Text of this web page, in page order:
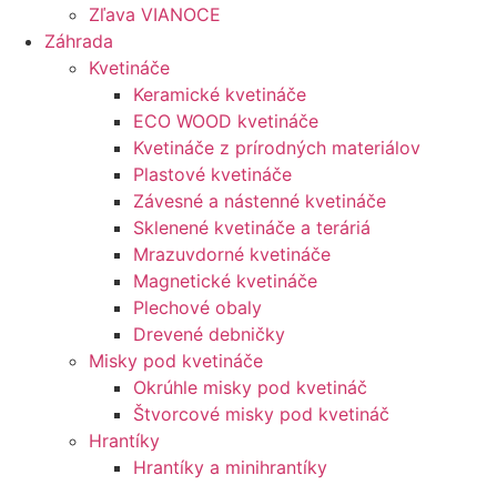
Zľava VIANOCE
Záhrada
Kvetináče
Keramické kvetináče
ECO WOOD kvetináče
Kvetináče z prírodných materiálov
Plastové kvetináče
Závesné a nástenné kvetináče
Sklenené kvetináče a teráriá
Mrazuvdorné kvetináče
Magnetické kvetináče
Plechové obaly
Drevené debničky
Misky pod kvetináče
Okrúhle misky pod kvetináč
Štvorcové misky pod kvetináč
Hrantíky
Hrantíky a minihrantíky